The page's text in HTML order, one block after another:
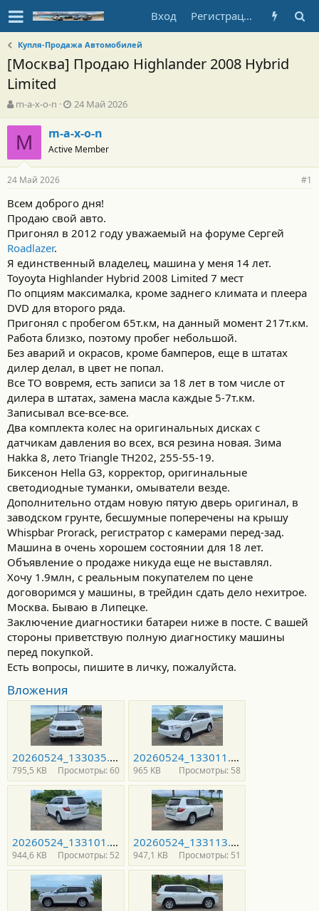
Вход Регистрация
Купля-Продажа Автомобилей
[Москва] Продаю Highlander 2008 Hybrid
Limited
А
в
т
о
т
е
м
ы
m-a-x-o-n
Д
а
т
а
н
а
а
л
а
24 Май 2026
M m-a-x-o-n
Active Member
24 Май 2026 #1
Всем доброго дня!
Продаю свой авто.
Пригонял в 2012 году уважаемый на форуме Сергей
Roadlazer.
Я единственный владелец, машина у меня 14 лет.
Toyoyta Highlander Hybrid 2008 Limited 7 мест
По опциям максималка, кроме заднего климата и плеера
DVD для второго ряда.
Пригонял с пробегом 65т.км, на данный момент 217т.км.
Работа близко, поэтому пробег небольшой.
Без аварий и окрасов, кроме бамперов, еще в штатах
дилер делал, в цвет не попал.
Все ТО вовремя, есть записи за 18 лет в том числе от
дилера в штатах, замена масла каждые 5-7т.км.
Записывал все-все-все.
Два комплекта колес на оригинальных дисках с
датчикам давления во всех, вся резина новая. Зима
Hakka 8, лето Triangle TH202, 255-55-19.
Биксенон Hella G3, корректор, оригинальные
светодиодные туманки, омыватели везде.
Дополнительно отдам новую пятую дверь оригинал, в
заводском грунте, бесшумные поперечены на крышу
Whispbar Prorack, регистратор с камерами перед-зад.
Машина в очень хорошем состоянии для 18 лет.
Объявление о продаже никуда еще не выставлял.
Хочу 1.9млн, с реальным покупателем по цене
договоримся у машины, в трейдин сдать дело нехитрое.
Москва. Бываю в Липецке.
Заключение диагностики батареи ниже в посте. С вашей
стороны приветствую полную диагностику машины
перед покупкой.
Есть вопросы, пишите в личку, пожалуйста.
Вложения
20260524_133035.jpg
795,5 KB Просмотры: 60
20260524_133011.jpg
965 KB Просмотры: 58
20260524_133101.jpg
944,6 KB Просмотры: 52
20260524_133113.jpg
947,1 KB Просмотры: 51